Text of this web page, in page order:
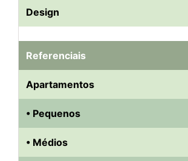
Design
Referenciais
Apartamentos
• Pequenos
• Médios